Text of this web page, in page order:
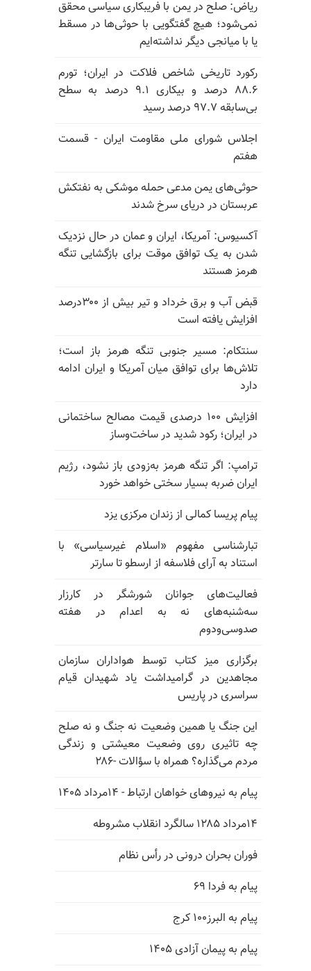
ریاض: صلح در یمن با فریبکاری سیاسی محقق
نمی‌شود؛ هیچ گفتگویی با حوثی‌ها در مسقط
یا با میانجی دیگر نداشته‌ایم
رکورد تاریخی شاخص فلاکت در ایران؛ تورم
۸۸.۶ درصد و بیکاری ۹.۱ درصد به سطح
بی‌سابقه ۹۷.۷ درصد رسید
اجلاس شورای ملی مقاومت ایران - قسمت
هفتم
حوثی‌های یمن مدعی حمله موشکی به نفتکش
عربستان در دریای سرخ شدند
آکسیوس: آمریکا، ایران و عمان در حال نزدیک
شدن به یک توافق موقت برای بازگشایی تنگه
هرمز هستند
قبض آب و برق خرداد و تیر بیش از ۳۰۰درصد
افزایش یافته است
سنتکام: مسیر جنوبی تنگه هرمز باز است؛
تلاش‌ها برای توافق میان آمریکا و ایران ادامه
دارد
افزایش ۱۰۰ درصدی قیمت مصالح ساختمانی
در ایران؛ رکود شدید در ساخت‌وساز
ترامپ: اگر تنگه هرمز به‌زودی باز نشود، رژیم
ایران ضربه بسیار سختی خواهد خورد
پیام پریسا کمالی از زندان مرکزی یزد
تبارشناسی مفهوم «اسلام غیرسیاسی» با
استناد به آرای فلاسفه از ارسطو تا سارتر
فعالیت‌های جوانان شورشگر در کارزار
سه‌شنبه‌های نه به اعدام در هفته
صدوسی‌و‌دوم
برگزاری میز کتاب توسط هواداران سازمان
مجاهدین در گرامیداشت یاد شهیدان قیام
سراسری در پاریس
این جنگ یا همین وضعیت نه جنگ و نه صلح
چه تاثیری روی وضعیت معیشتی و زندگی
مردم می‌گذاره؟ همراه با سؤالات -۲۸۶
پیام به نیروهای خواهان ارتباط - ۱۴مرداد ۱۴۰۵
۱۴مرداد ۱۲۸۵ سالگرد انقلاب مشروطه
فوران بحران درونی در رأس نظام
پیام به فردا ۶۹
پیام به البرز۱۰۰ کرج
پیام به پیمان آزادی ۱۴۰۵